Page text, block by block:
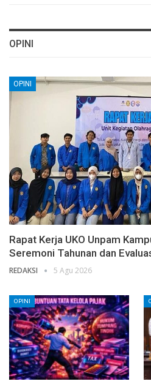
OPINI
OPINI
Rapat Kerja UKO Unpam
Seremoni Tahunan dan
REDAKSI 5 Agu 2026
OPINI